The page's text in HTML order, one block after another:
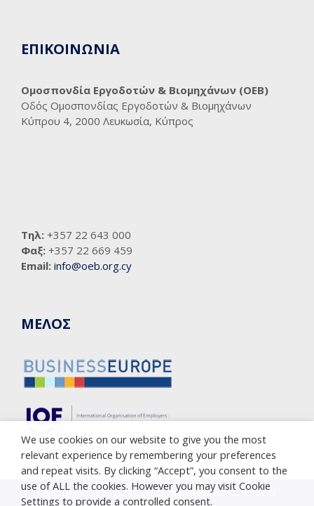
ΕΠΙΚΟΙΝΩΝΙΑ
Ομοσπονδία Εργοδοτών & Βιομηχάνων (ΟΕΒ)
Οδός Ομοσπονδίας Εργοδοτών & Βιομηχάνων
Κύπρου 4, 2000 Λευκωσία, Κύπρος
Τηλ: +357 22 643 000
Φαξ: +357 22 669 459
Email: info@oeb.org.cy
ΜΕΛΟΣ
Copyright © 2005-2023 Cyprus Employers & Industrialists
We use cookies on our website to give you the most
relevant experience by remembering your preferences
and repeat visits. By clicking “Accept”, you consent to the
use of ALL the cookies. However you may visit Cookie
Settings to provide a controlled consent.